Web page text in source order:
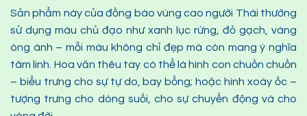
Sản phẩm này của đồng bào vùng cao người Thái thường
sử dụng màu chủ đạo như xanh lục rừng, đỏ gạch, vàng
óng ánh – mỗi màu không chỉ đẹp mà còn mang ý nghĩa
tâm linh. Hoa văn thêu tay có thể là hình con chuồn chuồn
– biểu trưng cho sự tự do, bay bổng; hoặc hình xoáy ốc –
tượng trưng cho dòng suối, cho sự chuyển động và cho